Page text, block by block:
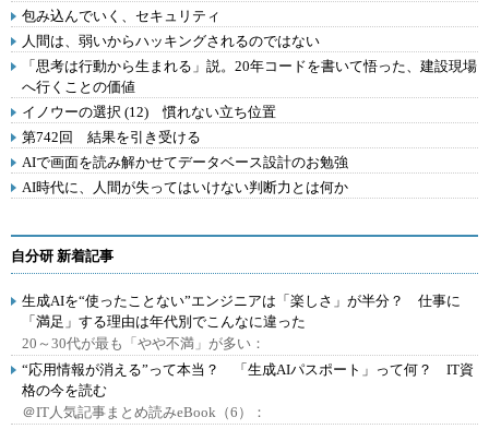
包み込んでいく、セキュリティ
人間は、弱いからハッキングされるのではない
「思考は行動から生まれる」説。20年コードを書いて悟った、建設現場
へ行くことの価値
イノウーの選択 (12) 慣れない立ち位置
第742回 結果を引き受ける
AIで画面を読み解かせてデータベース設計のお勉強
AI時代に、人間が失ってはいけない判断力とは何か
自分研 新着記事
生成AIを“使ったことない”エンジニアは「楽しさ」が半分？ 仕事に
「満足」する理由は年代別でこんなに違った
20～30代が最も「やや不満」が多い：
“応用情報が消える”って本当？ 「生成AIパスポート」って何？ IT資
格の今を読む
＠IT人気記事まとめ読みeBook（6）：